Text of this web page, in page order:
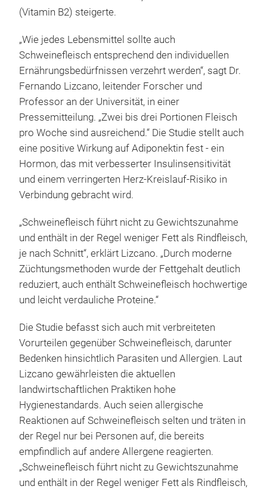
(Vitamin B2) steigerte.
„Wie jedes Lebensmittel sollte auch
Schweinefleisch entsprechend den individuellen
Ernährungsbedürfnissen verzehrt werden“, sagt Dr.
Fernando Lizcano, leitender Forscher und
Professor an der Universität, in einer
Pressemitteilung. „Zwei bis drei Portionen Fleisch
pro Woche sind ausreichend.“ Die Studie stellt auch
eine positive Wirkung auf Adiponektin fest - ein
Hormon, das mit verbesserter Insulinsensitivität
und einem verringerten Herz-Kreislauf-Risiko in
Verbindung gebracht wird.
„Schweinefleisch führt nicht zu Gewichtszunahme
und enthält in der Regel weniger Fett als Rindfleisch,
je nach Schnitt“, erklärt Lizcano. „Durch moderne
Züchtungsmethoden wurde der Fettgehalt deutlich
reduziert, auch enthält Schweinefleisch hochwertige
und leicht verdauliche Proteine.“
Die Studie befasst sich auch mit verbreiteten
Vorurteilen gegenüber Schweinefleisch, darunter
Bedenken hinsichtlich Parasiten und Allergien. Laut
Lizcano gewährleisten die aktuellen
landwirtschaftlichen Praktiken hohe
Hygienestandards. Auch seien allergische
Reaktionen auf Schweinefleisch selten und träten in
der Regel nur bei Personen auf, die bereits
empfindlich auf andere Allergene reagierten.
„Schweinefleisch führt nicht zu Gewichtszunahme
und enthält in der Regel weniger Fett als Rindfleisch,